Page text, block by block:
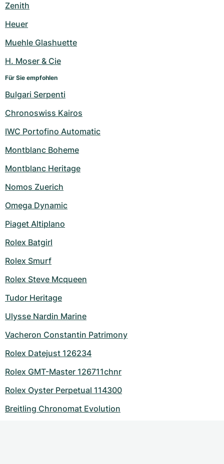
Zenith
Heuer
Muehle Glashuette
H. Moser & Cie
Für Sie empfohlen
Bulgari Serpenti
Chronoswiss Kairos
IWC Portofino Automatic
Montblanc Boheme
Montblanc Heritage
Nomos Zuerich
Omega Dynamic
Piaget Altiplano
Rolex Batgirl
Rolex Smurf
Rolex Steve Mcqueen
Tudor Heritage
Ulysse Nardin Marine
Vacheron Constantin Patrimony
Rolex Datejust 126234
Rolex GMT-Master 126711chnr
Rolex Oyster Perpetual 114300
Breitling Chronomat Evolution